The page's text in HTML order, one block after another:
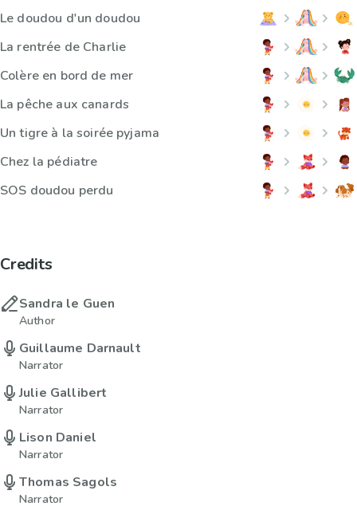
Le doudou d'un doudou
La rentrée de Charlie
Colère en bord de mer
La pêche aux canards
Un tigre à la soirée pyjama
Chez la pédiatre
SOS doudou perdu
Credits
Sandra le Guen
Author
Guillaume Darnault
Narrator
Julie Gallibert
Narrator
Lison Daniel
Narrator
Thomas Sagols
Narrator